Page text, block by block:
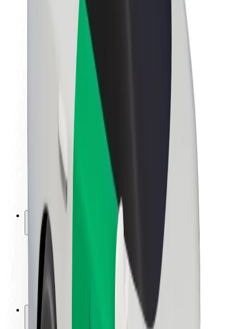
O společnosti Bolt
Udržitelnost podle Boltu
Projekt Zero
Tiskové centrum
Pokyny ke značce
Naše poslání
Vztahy s investory
Vedení
Značka
Městský fond
Bezpečnost
Bezpečnost cestujících
Bezpečnost řidičů
Bezpečnost na koloběžce
Laboratoř bezpečnosti
Města